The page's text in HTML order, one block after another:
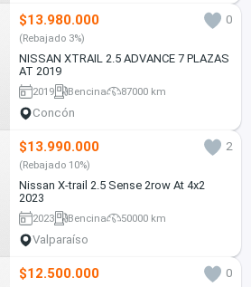
$13.980.000 0
(Rebajado 3%)
NISSAN XTRAIL 2.5 ADVANCE 7 PLAZAS
AT 2019
2019 Bencina 87000 km
Concón
$13.990.000 2
(Rebajado 10%)
Nissan X-trail 2.5 Sense 2row At 4x2
2023
2023 Bencina 50000 km
Valparaíso
$12.500.000
0